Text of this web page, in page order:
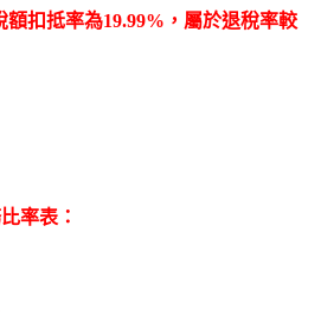
額扣抵率為19.99%，屬於退稅率較
率表：